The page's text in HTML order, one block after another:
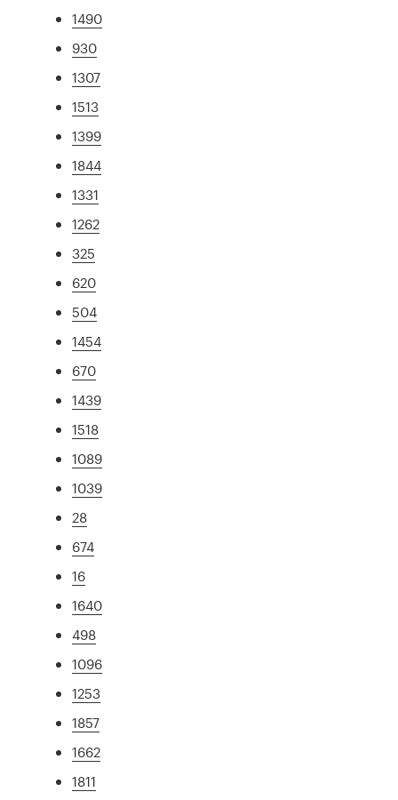
1490
930
1307
1513
1399
1844
1331
1262
325
620
504
1454
670
1439
1518
1089
1039
28
674
16
1640
498
1096
1253
1857
1662
1811